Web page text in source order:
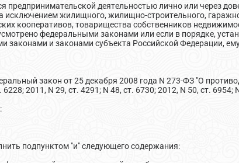
предпринимательской деятельностью лично или через
исключением жилищного, жилищно-строительного,
кооперативов, товарищества собственников
федеральными законами или если в порядке,
законами и законами субъекта Российской Федерации,
закон от 25 декабря 2008 года N 273-ФЗ "О
6228; 2011, N 29, ст. 4291; N 48, ст. 6730; 2012, N 50, ст.
:
подпунктом "и" следующего содержания: